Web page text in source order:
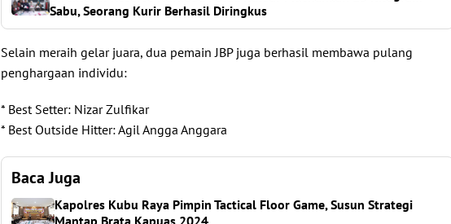
Sabu, Seorang Kurir Berhasil Diringkus
Selain meraih gelar juara, dua pemain JBP juga berhasil membawa pulang
penghargaan individu:
* Best Setter: Nizar Zulfikar
* Best Outside Hitter: Agil Angga Anggara
Baca Juga
Kapolres Kubu Raya Pimpin Tactical Floor Game, Susun Strategi